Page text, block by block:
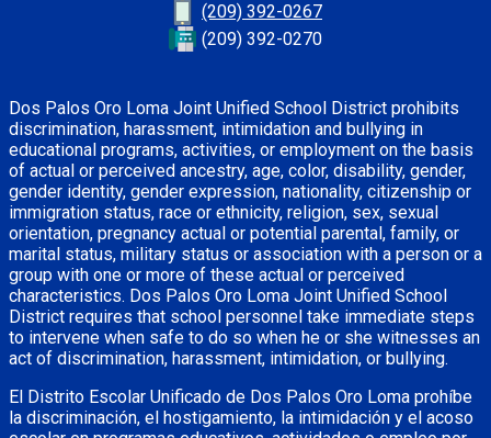
(209) 392-0267
(209) 392-0270
Dos Palos Oro Loma Joint Unified School District prohibits
discrimination, harassment, intimidation and bullying in
educational programs, activities, or employment on the basis
of actual or perceived ancestry, age, color, disability, gender,
gender identity, gender expression, nationality, citizenship or
immigration status, race or ethnicity, religion, sex, sexual
orientation, pregnancy actual or potential parental, family, or
marital status, military status or association with a person or a
group with one or more of these actual or perceived
characteristics. Dos Palos Oro Loma Joint Unified School
District requires that school personnel take immediate steps
to intervene when safe to do so when he or she witnesses an
act of discrimination, harassment, intimidation, or bullying.
El Distrito Escolar Unificado de Dos Palos Oro Loma prohíbe
la discriminación, el hostigamiento, la intimidación y el acoso